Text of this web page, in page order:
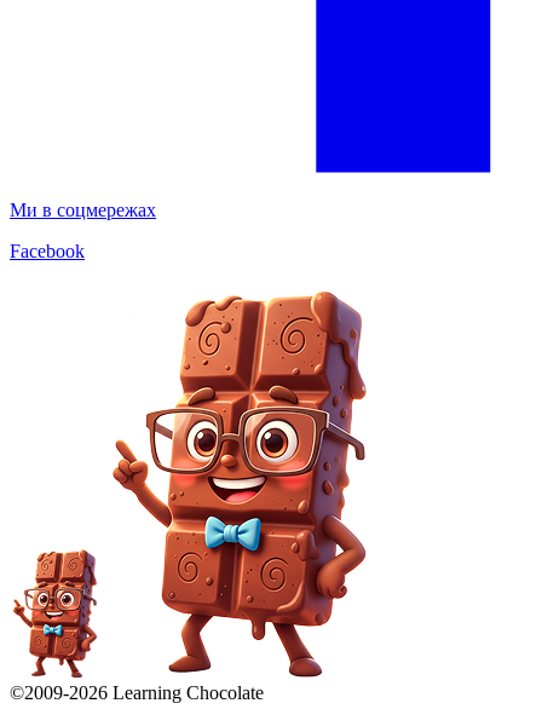
Ми в соцмережах
Facebook
©2009-2026 Learning Chocolate